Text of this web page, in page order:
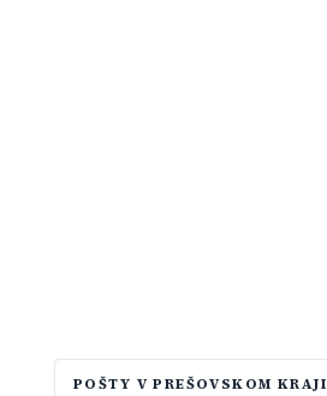
POŠTY V PREŠOVSKOM KRAJI